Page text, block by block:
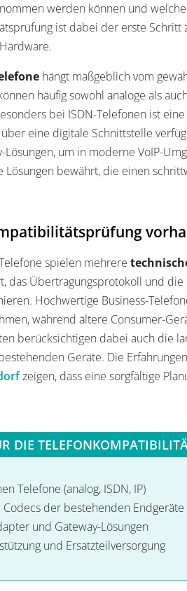
werden können und
ist dabei der erste Schritt
hängt maßgeblich vom
häufig sowohl analoge als
bei ISDN-Telefonen ist
eine digitale Schnittstelle
um in moderne VoIP-
bewährt, die einen
spielen mehrere
das Übertragungsprotokoll und
Hochwertige Business-
während ältere Consumer-
berücksichtigen dabei auch die
Geräte. Die
zeigen, dass eine sorgfältige
DIE
Telefone (analog, ISDN, IP)
der bestehenden Endgeräte
und Gateway-Lösungen
und Ersatzteilversorgung